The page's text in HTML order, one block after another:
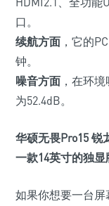
口。
续航方面 ，它的
钟。
噪音方面 ，在环
为52.4dB。
华硕无畏Pro15 锐
一款14英寸的独显
如果你想要一台